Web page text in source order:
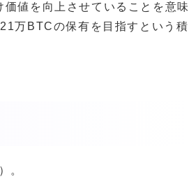
値を向上させていることを意味
万BTCの保有を目指すという積
。